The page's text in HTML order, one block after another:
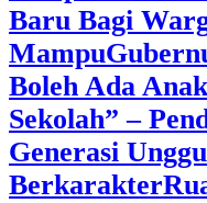
Baru Bagi
Mampu
Boleh Ada
Sekolah” –
Generasi
Berkarakter